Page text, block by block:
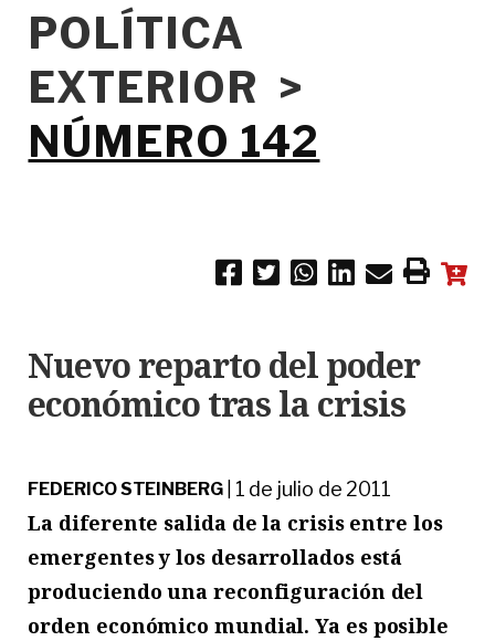
POLÍTICA
EXTERIOR >
NÚMERO 142
Nuevo reparto del poder
económico tras la crisis
FEDERICO STEINBERG| 1 de julio de 2011
La diferente salida de la crisis entre los
emergentes y los desarrollados está
produciendo una reconfiguración del
orden económico mundial. Ya es posible